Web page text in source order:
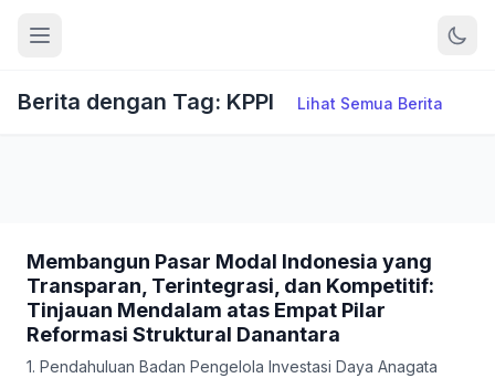
Berita dengan Tag: KPPI Lihat Semua Berita
Membangun Pasar Modal Indonesia yang
Transparan, Terintegrasi, dan Kompetitif:
Tinjauan Mendalam atas Empat Pilar
Reformasi Struktural Danantara
1. Pendahuluan Badan Pengelola Investasi Daya Anagata